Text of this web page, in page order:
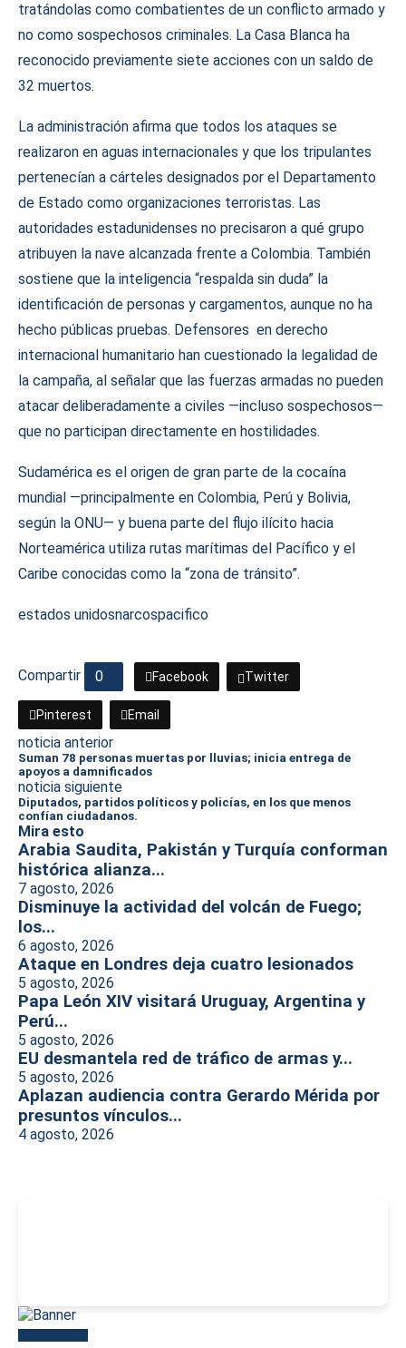
tratándolas como combatientes de un conflicto armado y
no como sospechosos criminales. La Casa Blanca ha
reconocido previamente siete acciones con un saldo de
32 muertos.
La administración afirma que todos los ataques se
realizaron en aguas internacionales y que los tripulantes
pertenecían a cárteles designados por el Departamento
de Estado como organizaciones terroristas. Las
autoridades estadunidenses no precisaron a qué grupo
atribuyen la nave alcanzada frente a Colombia. También
sostiene que la inteligencia “respalda sin duda” la
identificación de personas y cargamentos, aunque no ha
hecho públicas pruebas. Defensores en derecho
internacional humanitario han cuestionado la legalidad de
la campaña, al señalar que las fuerzas armadas no pueden
atacar deliberadamente a civiles —incluso sospechosos—
que no participan directamente en hostilidades.
Sudamérica es el origen de gran parte de la cocaína
mundial —principalmente en Colombia, Perú y Bolivia,
según la ONU— y buena parte del flujo ilícito hacia
Norteamérica utiliza rutas marítimas del Pacífico y el
Caribe conocidas como la “zona de tránsito”.
estados unidosnarcospacifico
Compartir 0 Facebook Twitter
Pinterest Email
noticia anterior
Suman 78 personas muertas por lluvias; inicia entrega de
apoyos a damnificados
noticia siguiente
Diputados, partidos políticos y policías, en los que menos
confían ciudadanos.
Mira esto
Arabia Saudita, Pakistán y Turquía conforman
histórica alianza...
7 agosto, 2026
Disminuye la actividad del volcán de Fuego;
los...
6 agosto, 2026
Ataque en Londres deja cuatro lesionados
5 agosto, 2026
Papa León XIV visitará Uruguay, Argentina y
Perú...
5 agosto, 2026
EU desmantela red de tráfico de armas y...
5 agosto, 2026
Aplazan audiencia contra Gerardo Mérida por
presuntos vínculos...
4 agosto, 2026